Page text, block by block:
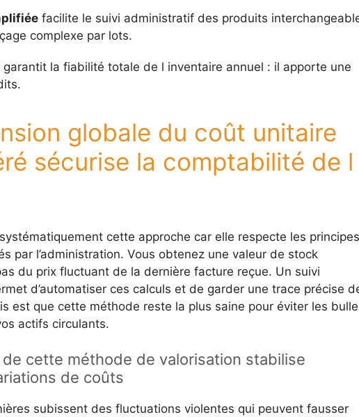
facilite le suivi administratif des produits
complexe par lots.
garantit la fiabilité totale de l inventaire annuel : il apporte une
globale du coût unitaire
sécurise la comptabilité de l
cette approche car elle respecte les principes
par l’administration. Vous obtenez une valeur de stock
du prix fluctuant de la dernière facture reçue. Un suivi
d’automatiser ces calculs et de garder une trace précise
est que cette méthode reste la plus saine pour éviter les
actifs circulants.
cette méthode de valorisation stabilise
de coûts
subissent des fluctuations violentes qui peuvent fausser